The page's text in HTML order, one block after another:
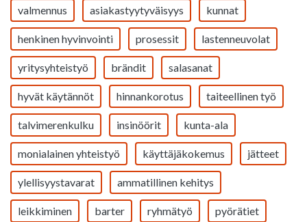
valmennus asiakastyytyväisyys kunnat
henkinen hyvinvointi prosessit lastenneuvolat
yritysyhteistyö brändit salasanat
hyvät käytännöt hinnankorotus taiteellinen työ
talvimerenkulku insinöörit kunta-ala
monialainen yhteistyö käyttäjäkokemus jätteet
ylellisyystavarat ammatillinen kehitys
leikkiminen barter ryhmätyö pyörätiet